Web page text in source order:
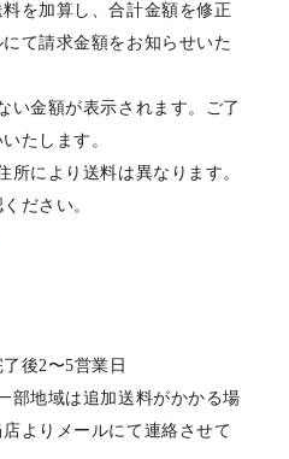
を加算し、合計金額を修正
て請求金額をお知らせいた
い金額が表示されます。ご了
たします。
により送料は異なります。
ださい。
後2〜5営業日
部地域は追加送料がかかる場
よりメールにて連絡させて